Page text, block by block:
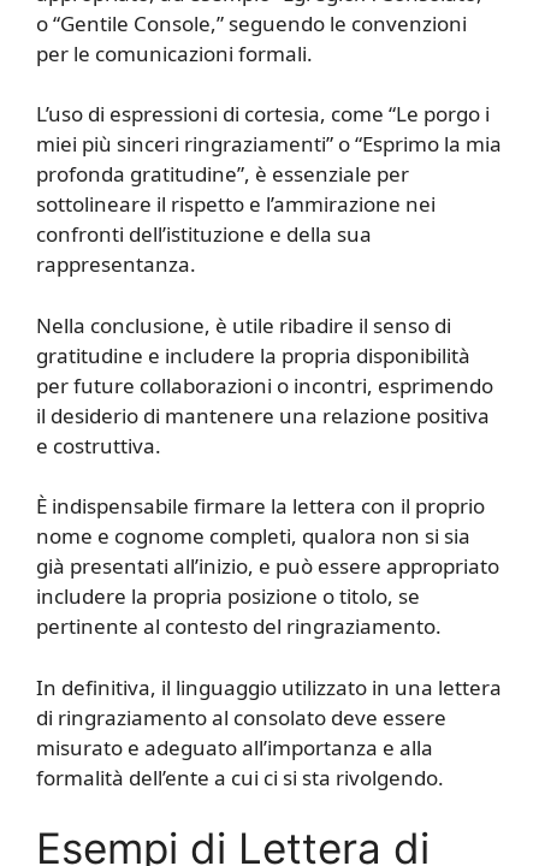
o “Gentile Console,” seguendo le convenzioni
per le comunicazioni formali.
L’uso di espressioni di cortesia, come “Le porgo i
miei più sinceri ringraziamenti” o “Esprimo la mia
profonda gratitudine”, è essenziale per
sottolineare il rispetto e l’ammirazione nei
confronti dell’istituzione e della sua
rappresentanza.
Nella conclusione, è utile ribadire il senso di
gratitudine e includere la propria disponibilità
per future collaborazioni o incontri, esprimendo
il desiderio di mantenere una relazione positiva
e costruttiva.
È indispensabile firmare la lettera con il proprio
nome e cognome completi, qualora non si sia
già presentati all’inizio, e può essere appropriato
includere la propria posizione o titolo, se
pertinente al contesto del ringraziamento.
In definitiva, il linguaggio utilizzato in una lettera
di ringraziamento al consolato deve essere
misurato e adeguato all’importanza e alla
formalità dell’ente a cui ci si sta rivolgendo.
Esempi di Lettera di